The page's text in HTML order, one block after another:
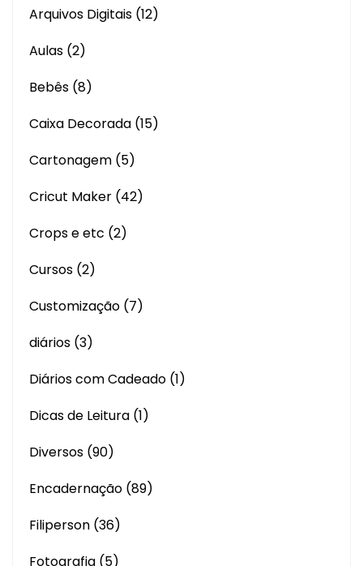
Arquivos Digitais (12)
Aulas (2)
Bebês (8)
Caixa Decorada (15)
Cartonagem (5)
Cricut Maker (42)
Crops e etc (2)
Cursos (2)
Customização (7)
diários (3)
Diários com Cadeado (1)
Dicas de Leitura (1)
Diversos (90)
Encadernação (89)
Filiperson (36)
Fotografia (5)